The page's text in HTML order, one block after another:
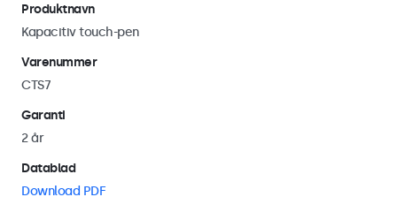
Produktnavn
Kapacitiv touch-pen
Varenummer
CTS7
Garanti
2 år
Datablad
Download PDF